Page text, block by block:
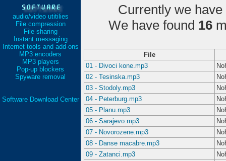
audio/video utitilies
File compression
File sharing
Instant messaging
Internet tools and add-ons
MP3 encoders
MP3 players
Pop-up blockers
Spyware removal
Software Download Center
Currently we have
We have found 16
File
01 - Divoci kone.mp3
02 - Tesinska.mp3
03 - Stodoly.mp3
04 - Peterburg.mp3
05 - Planu.mp3
06 - Sarajevo.mp3
07 - Novorozene.mp3
08 - Danse macabre.mp3
09 - Zatanci.mp3